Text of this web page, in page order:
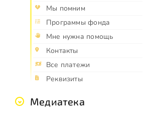
Мы помним
Программы фонда
Мне нужна помощь
Контакты
Все платежи
Реквизиты
Медиатека